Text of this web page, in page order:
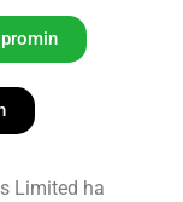
Limited ha